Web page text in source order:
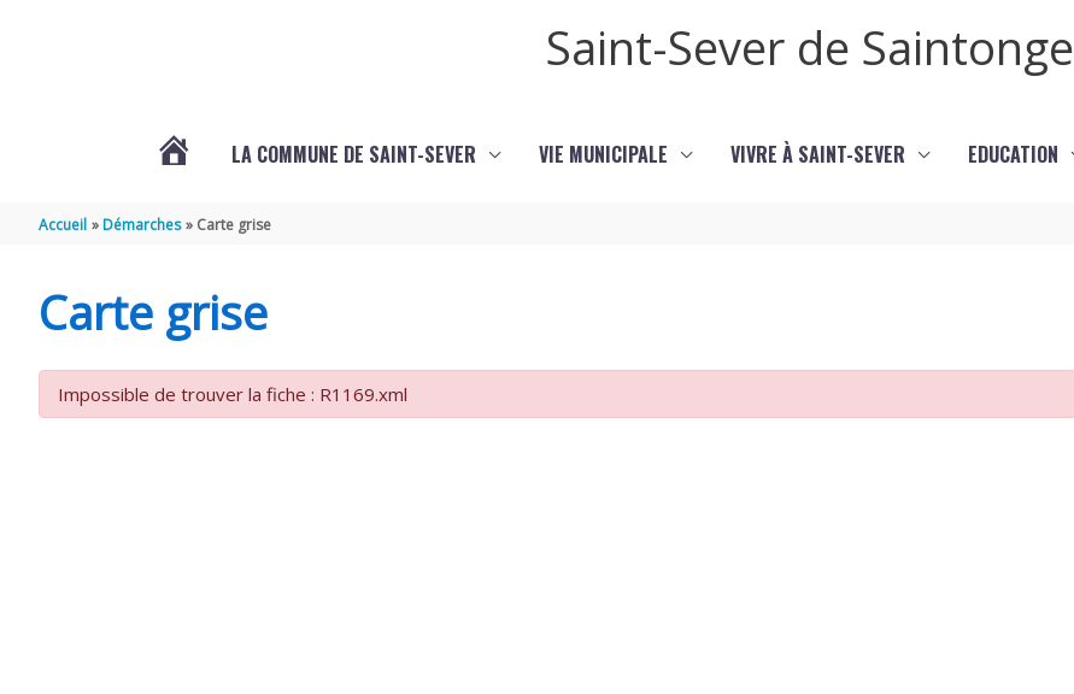
Saint-Sever de Saintonge
SAINT-
SEVER
LA COMMUNE DE SAINT-SEVER VIE MUNICIPALE VIVRE À SAINT-SEVER EDUCATION
Accueil Démarches Carte grise
Carte grise
Impossible de trouver la fiche : R1169.xml